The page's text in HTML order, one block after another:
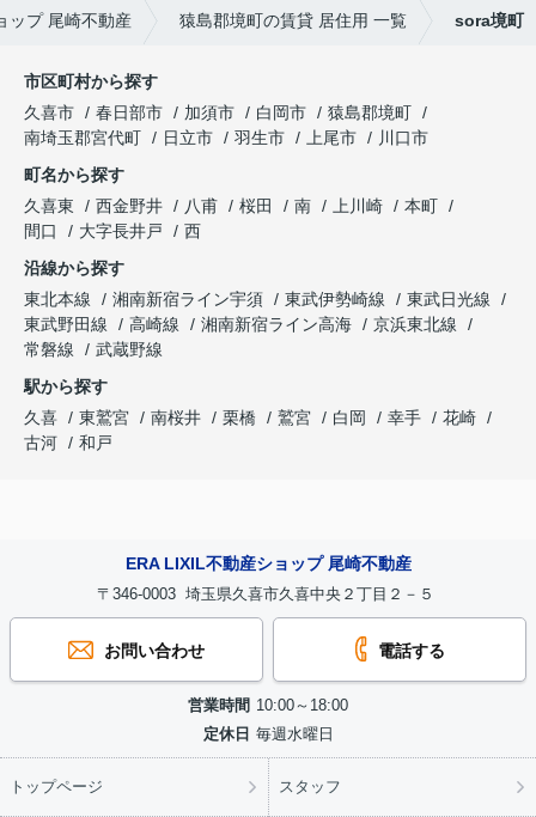
ップ 尾崎不動産 猿島郡境町の賃貸 居住用 一覧 sora境町
市区町村から探す
久喜市
春日部市 加須市 白岡市
猿島郡境町
南埼玉郡宮代町
日立市 羽生市 上尾市
川口市
町名から探す
久喜東
西金野井 八甫 桜田 南 上川崎
本町
間口
大字長井戸
西
沿線から探す
東北本線
湘南新宿ライン宇須 東武伊勢崎線
東武日光線
東武野田線
高崎線 湘南新宿ライン高海
京浜東北線
常磐線
武蔵野線
駅から探す
久喜
東鷲宮 南桜井 栗橋 鷲宮 白岡 幸手
花崎
古河
和戸
ERA LIXIL不動産ショップ 尾崎不動産
〒346-0003 埼玉県久喜市久喜中央２丁目２－５
お問い合わせ 電話する
営業時間 10:00～18:00
定休日 毎週水曜日
トップページ スタッフ